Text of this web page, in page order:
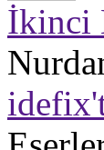
İkinci